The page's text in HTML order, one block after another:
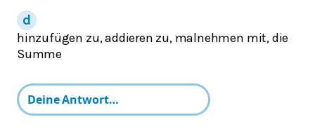
hinzufügen zu, addieren zu, malnehmen mit, die
Summe